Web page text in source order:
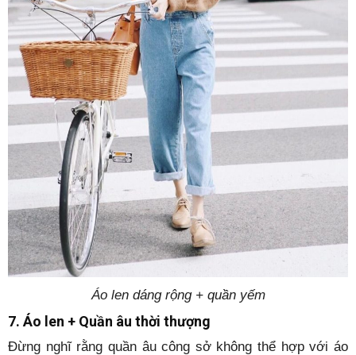
Áo len dáng rộng + quần yếm
7. Áo len + Quần âu thời thượng
Đừng nghĩ rằng quần âu công sở không thể hợp với áo